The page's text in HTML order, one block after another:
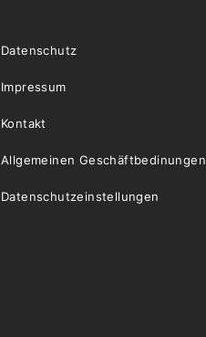
Datenschutz
Impressum
Kontakt
Allgemeinen Geschäftbedinungen
Datenschutzeinstellungen